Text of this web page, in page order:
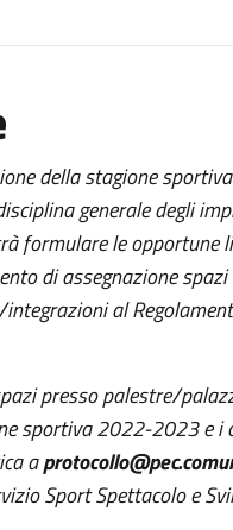
della stagione
generale degli
formulare le opportune
di assegnazione
al
presso palestre/
sportiva 2022-2023 e i
a
Sport Spettacolo e